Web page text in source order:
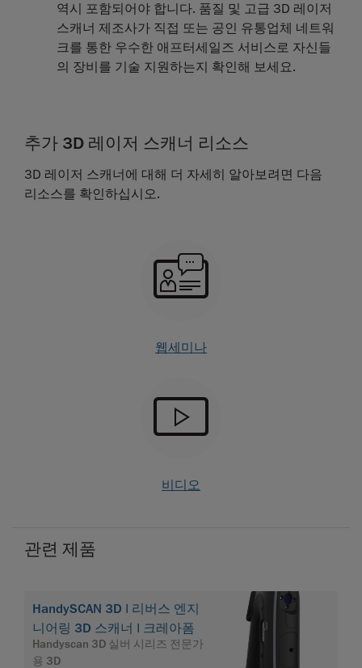
역시 포함되어야 합니다. 품질 및 고급 3D 레이저
스캐너 제조사가 직접 또는 공인 유통업체 네트워
크를 통한 우수한 애프터세일즈 서비스로 자신들
의 장비를 기술 지원하는지 확인해 보세요.
추가 3D 레이저 스캐너 리소스
3D 레이저 스캐너에 대해 더 자세히 알아보려면 다음
리소스를 확인하십시오.
웹세미나
비디오
관련 제품
HandySCAN 3D | 리버스 엔지
니어링 3D 스캐너 | 크레아폼
Handyscan 3D 실버 시리즈 전문가
용 3D